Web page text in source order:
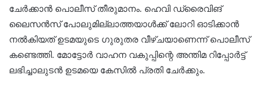
ചേർക്കാൻ പൊലീസ് തീരുമാനം. ഹെവി ഡ്രൈവിങ്
ലൈസൻസ് പോലുമില്ലാത്തയാൾക്ക് ലോറി ഓടിക്കാൻ
നൽകിയത് ഉടമയുടെ ഗുരുതര വീഴ്ചയാണെന്ന് പൊലീസ്
കണ്ടെത്തി. മോട്ടോർ വാഹന വകുപ്പിന്റെ അന്തിമ റിപ്പോർട്ട്
ലഭിച്ചാലുടൻ ഉടമയെ കേസിൽ പ്രതി ചേർക്കും.